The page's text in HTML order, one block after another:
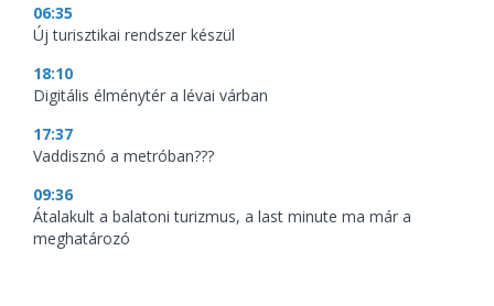
06:35
Új turisztikai rendszer készül
18:10
Digitális élménytér a lévai várban
17:37
Vaddisznó a metróban???
09:36
Átalakult a balatoni turizmus, a last minute ma már a
meghatározó